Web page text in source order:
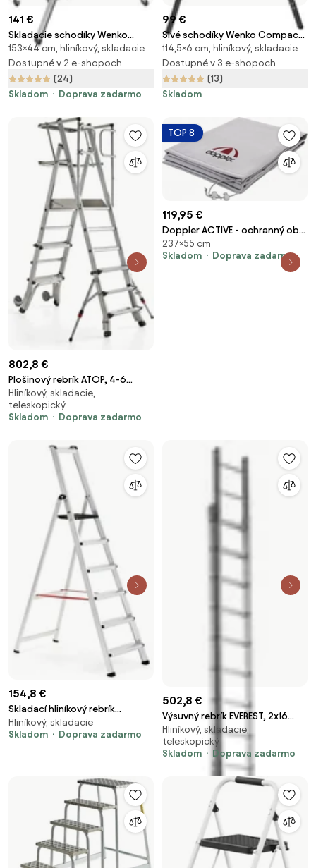
141 €
Skladacie schodíky Wenko
Ladder, výška 153 cm
153×44 cm, hliníkový, skladacie
Dostupné v 2 e-shopoch
(24)
Skladom
Doprava zadarmo
99 €
Sivé schodíky Wenko Compact,
výška 114,5 cm
114,5×6 cm, hliníkový, skladacie
Dostupné v 3 e-shopoch
(13)
Skladom
802,8 €
Plošinový rebrík ATOP, 4-6
priečok, 940-1370 mm
Hliníkový, skladacie,
teleskopický
Skladom
Doprava zadarmo
TOP 8
119,95 €
Doppler ACTIVE - ochranný obal
pre slnečníky s bočnou nohou
370 cm a 350 x 260 cm
237×55 cm
Skladom
Doprava zadarmo
154,8 €
Skladací hliníkový rebrík
UPWARD, 6 priečok, výška 1330
mm
Hliníkový, skladacie
Skladom
Doprava zadarmo
502,8 €
Výsuvný rebrík EVEREST, 2x16
schodíkov, výška 7700 mm
Hliníkový, skladacie,
teleskopický
Skladom
Doprava zadarmo